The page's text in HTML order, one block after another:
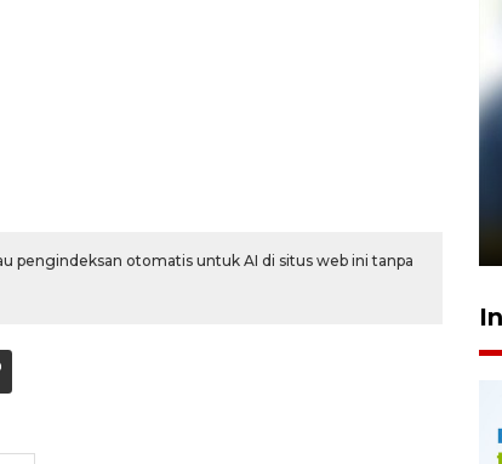
pengindeksan otomatis untuk AI di situs web ini tanpa